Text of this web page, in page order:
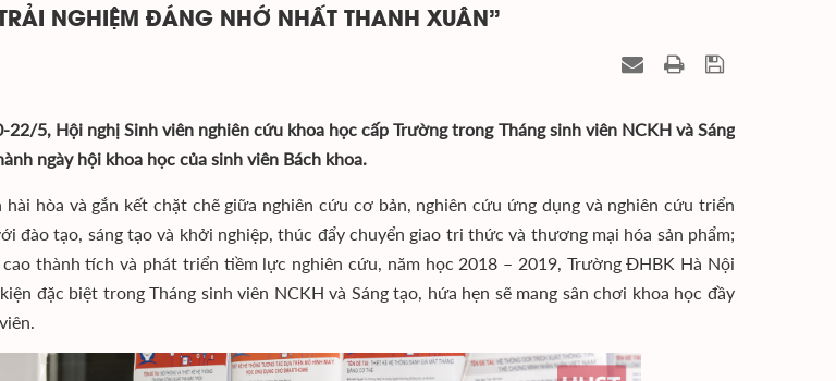
NGHIỆM ĐÁNG NHỚ NHẤT THANH XUÂN”
5, Hội nghị Sinh viên nghiên cứu khoa học cấp Trường trong Tháng sinh viên NCKH và Sáng
ngày hội khoa học của sinh viên Bách khoa.
hòa và gắn kết chặt chẽ giữa nghiên cứu cơ bản, nghiên cứu ứng dụng và nghiên cứu triển
đào tạo, sáng tạo và khởi nghiệp, thúc đẩy chuyển giao tri thức và thương mại hóa sản phẩm;
thành tích và phát triển tiềm lực nghiên cứu, năm học 2018 – 2019, Trường ĐHBK Hà Nội
đặc biệt trong Tháng sinh viên NCKH và Sáng tạo, hứa hẹn sẽ mang sân chơi khoa học đầy